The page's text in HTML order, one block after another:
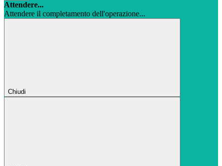
Attendere...
Attendere il completamento dell'operazione...
Chiudi